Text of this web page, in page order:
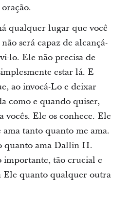
qualquer lugar que você
será capaz de alcançá-
lo. Ele não precisa de
estar lá. E
ao invocá-Lo e deixar
como e quando quiser,
vocês. Ele os conhece. Ele
ama tanto quanto me ama.
quanto ama Dallin H.
importante, tão crucial e
Ele quanto qualquer outra